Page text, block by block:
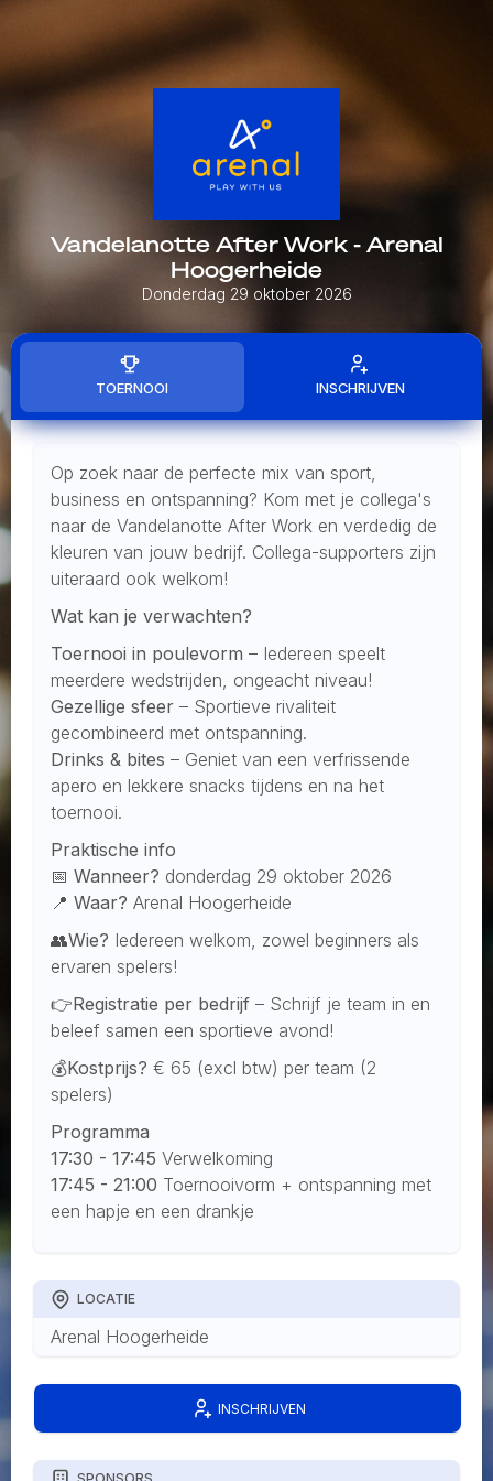
Vandelanotte After Work - Arenal
Hoogerheide
Donderdag 29 oktober 2026
TOERNOOI INSCHRIJVEN
Op zoek naar de perfecte mix van sport,
business en ontspanning? Kom met je collega's
naar de Vandelanotte After Work en verdedig de
kleuren van jouw bedrijf. Collega-supporters zijn
uiteraard ook welkom!
Wat kan je verwachten?
Toernooi in poulevorm – Iedereen speelt
meerdere wedstrijden, ongeacht niveau!
Gezellige sfeer – Sportieve rivaliteit
gecombineerd met ontspanning.
Drinks & bites – Geniet van een verfrissende
apero en lekkere snacks tijdens en na het
toernooi.
Praktische info
📅 Wanneer? donderdag 29 oktober 2026
📍 Waar? Arenal Hoogerheide
👥Wie? Iedereen welkom, zowel beginners als
ervaren spelers!
👉Registratie per bedrijf – Schrijf je team in en
beleef samen een sportieve avond!
💰Kostprijs? € 65 (excl btw) per team (2
spelers)
Programma
17:30 - 17:45 Verwelkoming
17:45 - 21:00 Toernooivorm + ontspanning met
een hapje en een drankje
LOCATIE
Arenal Hoogerheide
INSCHRIJVEN